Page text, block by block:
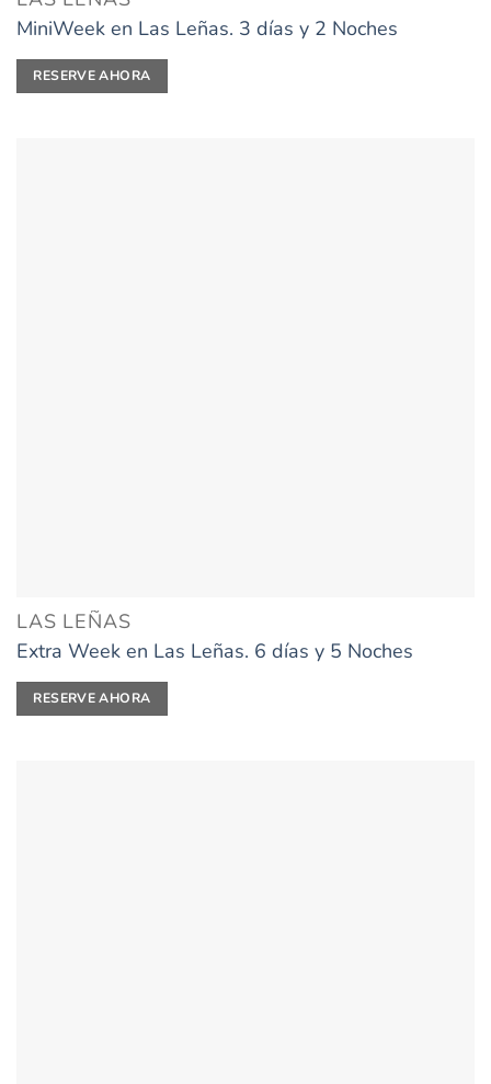
MiniWeek en Las Leñas. 3 días y 2 Noches
RESERVE AHORA
LAS LEÑAS
Extra Week en Las Leñas. 6 días y 5 Noches
RESERVE AHORA